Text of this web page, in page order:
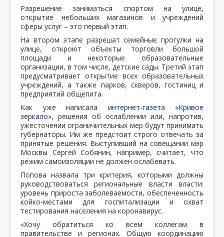
Разрешение заниматься спортом на улице,
открытие небольших магазинов и учреждений
сферы услуг – это первый этап.
На втором этапе разрешат семейные прогулки на
улице, откроют объекты торговли большой
площади и некоторые образовательные
организации, в том числе, детские сады. Третий этап
предусматривает открытие всех образовательных
учреждений, а также парков, скверов, гостиниц и
предприятий общепита.
Как уже написала интернет-газета «Кривое
зеркало», решения об ослаблении или, напротив,
ужесточении ограничительных мер будут принимать
губернаторы. Им же предстоит строго отвечать за
принятые решения. Выступивший на совещании мэр
Москвы Сергей Собянин, например, считает, что
режим самоизоляции не должен ослабевать.
Попова назвала три критерия, которыми должны
руководствоваться региональные власти власти:
уровень прироста заболеваемости, обеспеченность
койко-местами для госпитализации и охват
тестирования населения на коронавирус.
«Хочу обратиться ко всем коллегам в
правительстве и регионах. Общую координацию